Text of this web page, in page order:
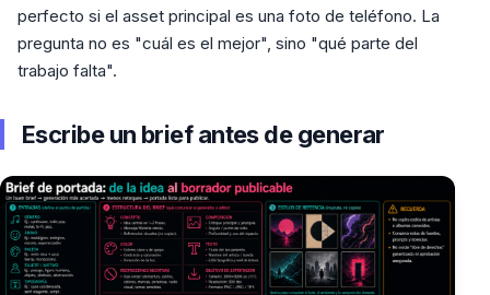
perfecto si el asset principal es una foto de teléfono. La
pregunta no es "cuál es el mejor", sino "qué parte del
trabajo falta".
Escribe un brief antes de generar